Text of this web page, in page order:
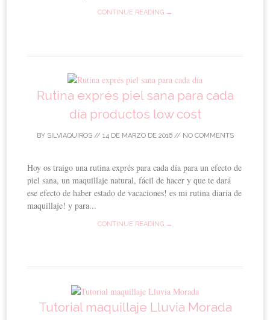
CONTINUE READING →
Rutina exprés piel sana para cada
día productos low cost
BY SILVIAQUIROS// 14 DE MARZO DE 2016// NO COMMENTS
Hoy os traigo una rutina exprés para cada día para un efecto de
piel sana, un maquillaje natural, fácil de hacer y que te dará
ese efecto de haber estado de vacaciones! es mi rutina diaria de
maquillaje! y para...
CONTINUE READING →
Tutorial maquillaje Lluvia Morada